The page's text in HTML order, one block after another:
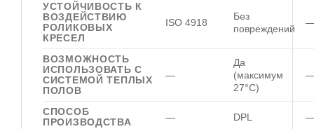
УСТОЙЧИВОСТЬ К
ВОЗДЕЙСТВИЮ
РОЛИКОВЫХ
КРЕСЕЛ
ISO 4918
Без
повреждений
ВОЗМОЖНОСТЬ
ИСПОЛЬЗОВАТЬ С
СИСТЕМОЙ ТЕПЛЫХ
ПОЛОВ
—
Да
(максимум
27°C)
СПОСОБ
ПРОИЗВОДСТВА
— DPL